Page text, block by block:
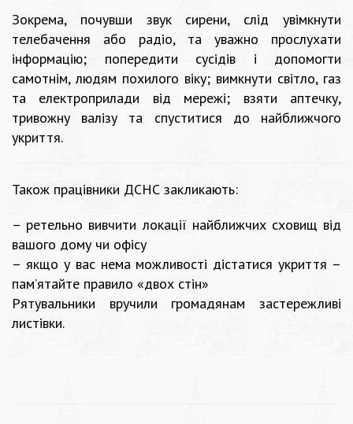
Зокрема, почувши звук сирени, слід увімкнути
телебачення або радіо, та уважно прослухати
інформацію; попередити сусідів і допомогти
самотнім, людям похилого віку; вимкнути світло, газ
та електроприлади від мережі; взяти аптечку,
тривожну валізу та спуститися до найближчого
укриття.
Також працівники ДСНС закликають:
– ретельно вивчити локації найближчих сховищ від
вашого дому чи офісу
– якщо у вас нема можливості дістатися укриття –
пам’ятайте правило «двох стін»
Рятувальники вручили громадянам застережливі
листівки.